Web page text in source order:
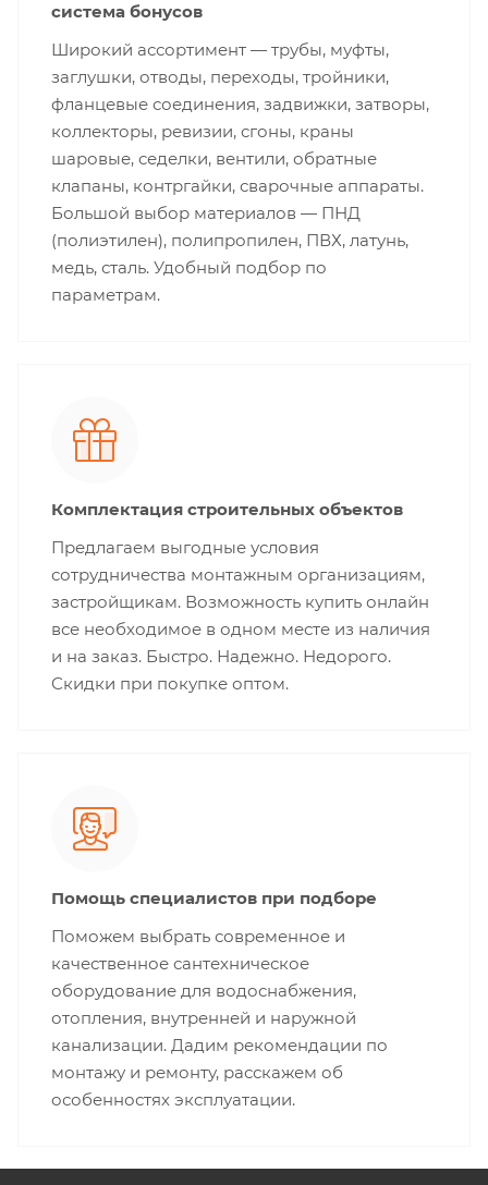
система бонусов
Широкий ассортимент — трубы, муфты,
заглушки, отводы, переходы, тройники,
фланцевые соединения, задвижки, затворы,
коллекторы, ревизии, сгоны, краны
шаровые, седелки, вентили, обратные
клапаны, контргайки, сварочные аппараты.
Большой выбор материалов — ПНД
(полиэтилен), полипропилен, ПВХ, латунь,
медь, сталь. Удобный подбор по
параметрам.
Комплектация строительных объектов
Предлагаем выгодные условия
сотрудничества монтажным организациям,
застройщикам. Возможность купить онлайн
все необходимое в одном месте из наличия
и на заказ. Быстро. Надежно. Недорого.
Скидки при покупке оптом.
Помощь специалистов при подборе
Поможем выбрать современное и
качественное сантехническое
оборудование для водоснабжения,
отопления, внутренней и наружной
канализации. Дадим рекомендации по
монтажу и ремонту, расскажем об
особенностях эксплуатации.